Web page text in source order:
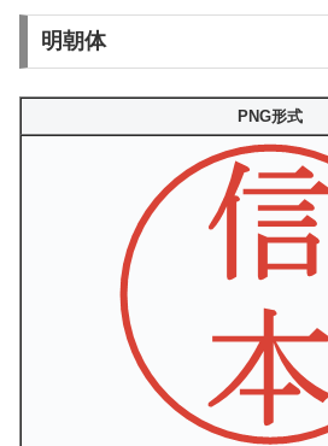
明朝体
PNG形式